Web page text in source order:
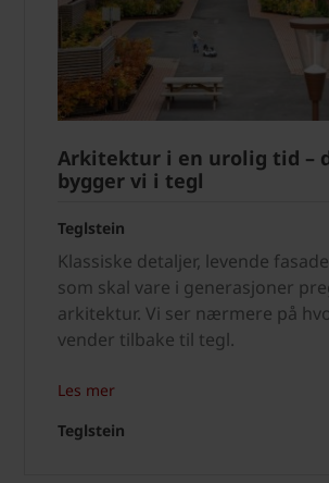
Arkitektur i en urolig tid –
bygger vi i tegl
Teglstein
Klassiske detaljer, levende
som skal vare i generasjoner
arkitektur. Vi ser nærmere på
vender tilbake til tegl.
Les mer
Teglstein